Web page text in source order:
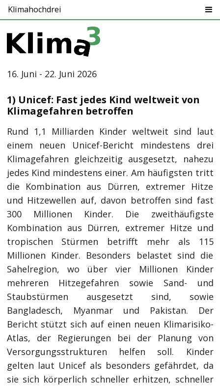
Klimahochdrei
16. Juni - 22. Juni 2026
1) Unicef: Fast jedes Kind weltweit von
Klimagefahren betroffen
Rund 1,1 Milliarden Kinder weltweit sind laut
einem neuen Unicef-Bericht mindestens drei
Klimagefahren gleichzeitig ausgesetzt, nahezu
jedes Kind mindestens einer. Am häufigsten tritt
die Kombination aus Dürren, extremer Hitze
und Hitzewellen auf, davon betroffen sind fast
300 Millionen Kinder. Die zweithäufigste
Kombination aus Dürren, extremer Hitze und
tropischen Stürmen betrifft mehr als 115
Millionen Kinder. Besonders belastet sind die
Sahelregion, wo über vier Millionen Kinder
mehreren Hitzegefahren sowie Sand- und
Staubstürmen ausgesetzt sind, sowie
Bangladesch, Myanmar und Pakistan. Der
Bericht stützt sich auf einen neuen Klimarisiko-
Atlas, der Regierungen bei der Planung von
Versorgungsstrukturen helfen soll. Kinder
gelten laut Unicef als besonders gefährdet, da
sie sich körperlich schneller erhitzen, schneller